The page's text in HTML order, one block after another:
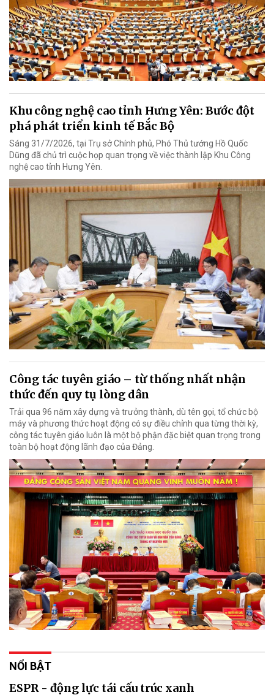
Khu công nghệ cao tỉnh Hưng Yên: Bước đột
phá phát triển kinh tế Bắc Bộ
Sáng 31/7/2026, tại Trụ sở Chính phủ, Phó Thủ tướng Hồ Quốc
Dũng đã chủ trì cuộc họp quan trọng về việc thành lập Khu Công
nghệ cao tỉnh Hưng Yên.
Công tác tuyên giáo – từ thống nhất nhận
thức đến quy tụ lòng dân
Trải qua 96 năm xây dựng và trưởng thành, dù tên gọi, tổ chức bộ
máy và phương thức hoạt động có sự điều chỉnh qua từng thời kỳ,
công tác tuyên giáo luôn là một bộ phận đặc biệt quan trọng trong
toàn bộ hoạt động lãnh đạo của Đảng.
NỔI BẬT
ESPR - động lực tái cấu trúc xanh